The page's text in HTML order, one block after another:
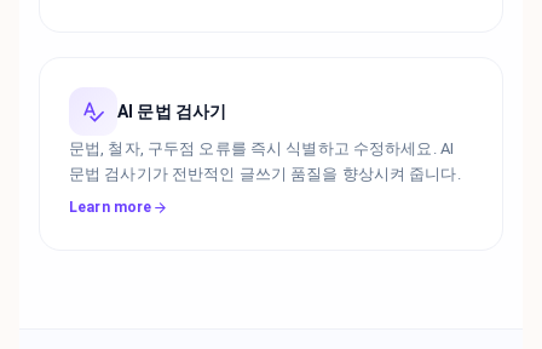
AI 문법 검사기
문법, 철자, 구두점 오류를 즉시 식별하고 수정하세요. AI
문법 검사기가 전반적인 글쓰기 품질을 향상시켜 줍니다.
Learn more